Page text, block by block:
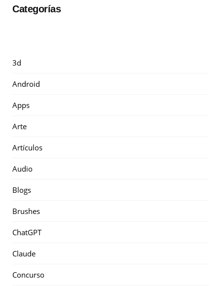
Categorías
3d
Android
Apps
Arte
Artículos
Audio
Blogs
Brushes
ChatGPT
Claude
Concurso